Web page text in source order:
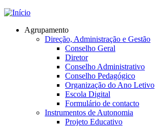
Jump to navigation
Agrupamento
Direção, Administração e Gestão
Conselho Geral
Diretor
Conselho Administrativo
Conselho Pedagógico
Organização do Ano Letivo
Escola Digital
Formulário de contacto
Instrumentos de Autonomia
Projeto Educativo